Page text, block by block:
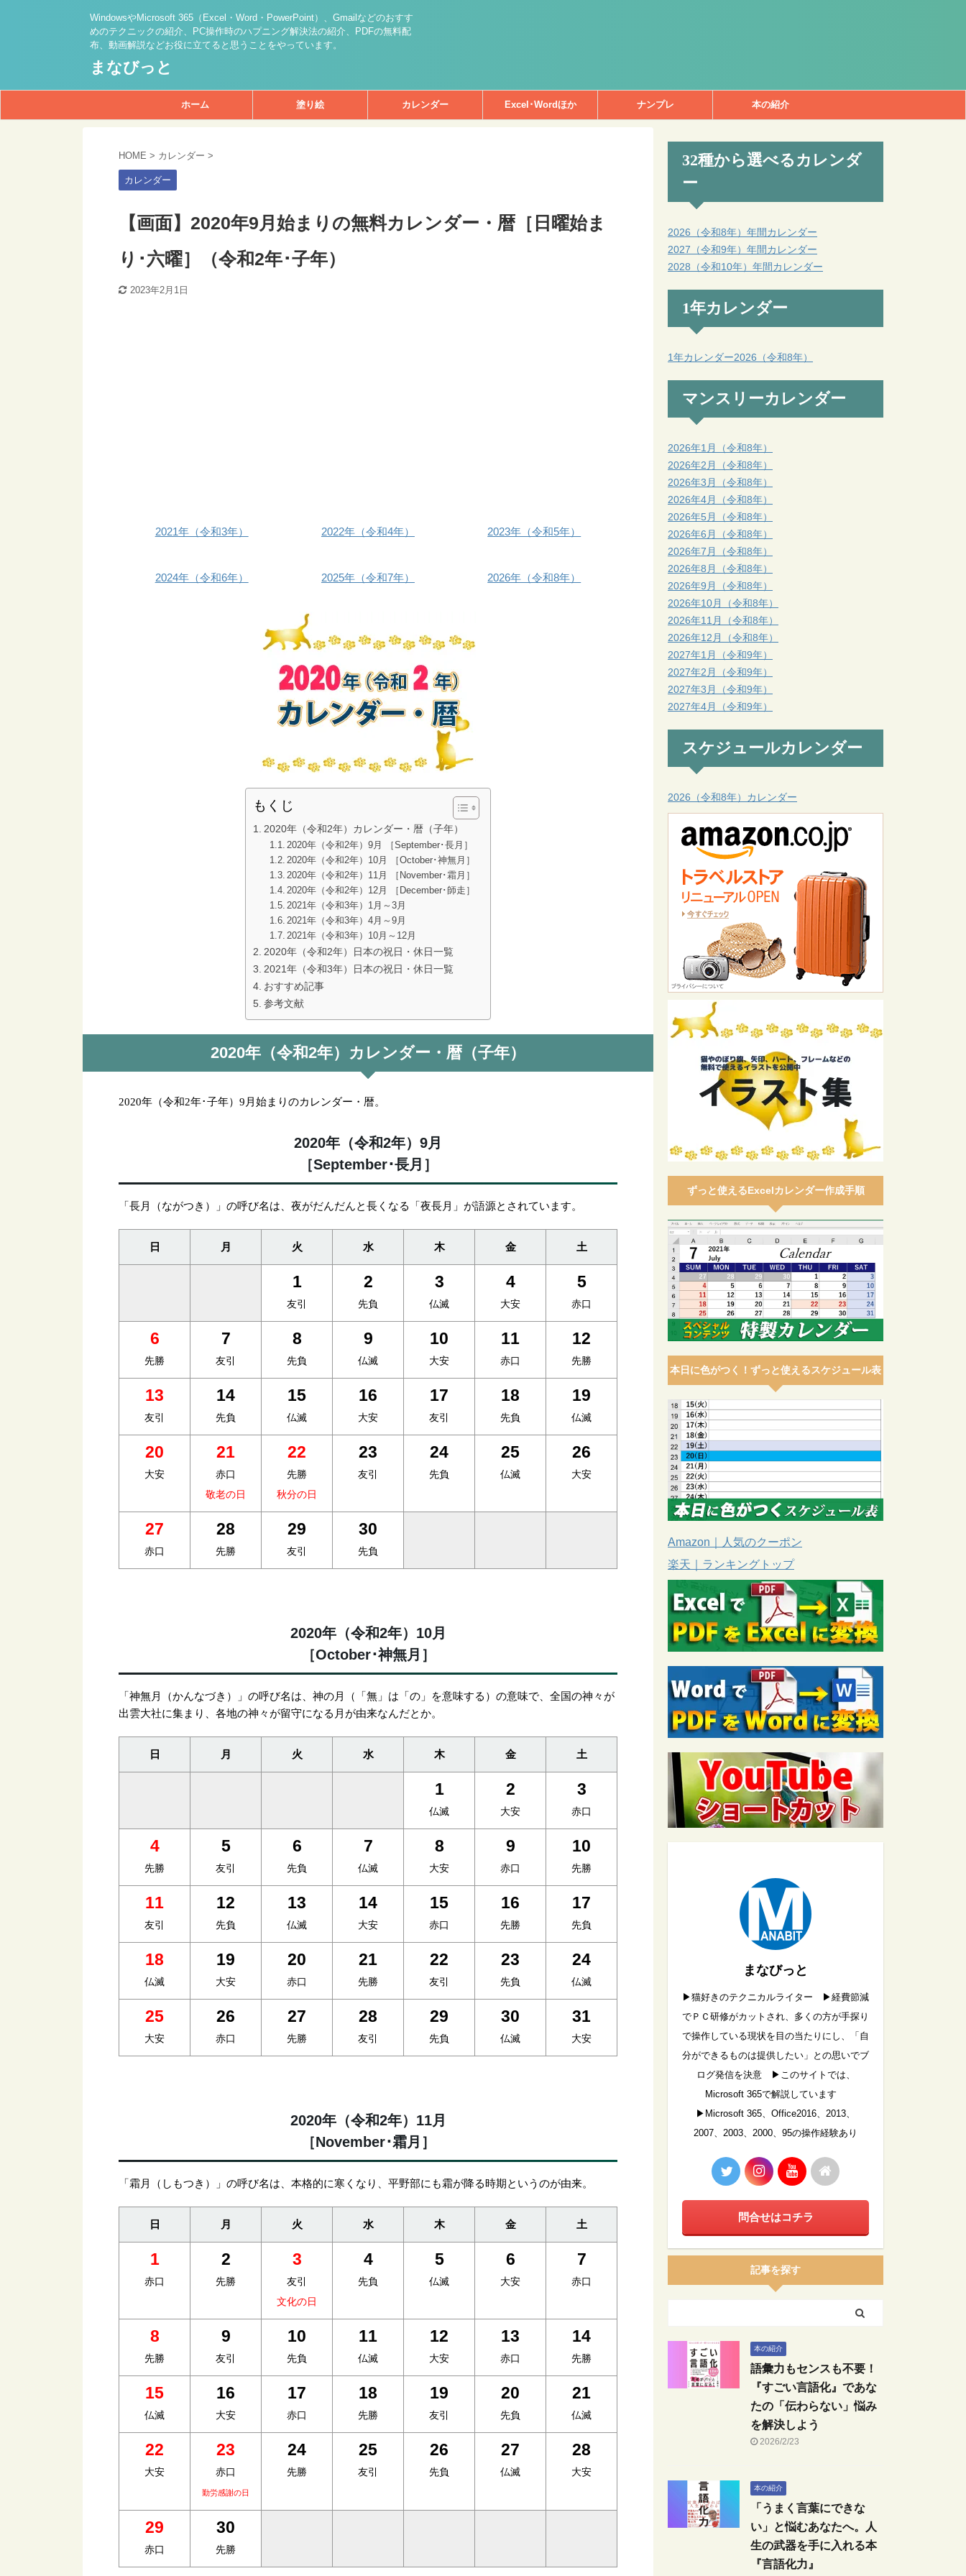
WindowsやMicrosoft 365（Excel・Word・PowerPoint）、Gmailなどのおすす
めのテクニックの紹介、PC操作時のハプニング解決法の紹介、PDFの無料配
布、動画解説などお役に立てると思うことをやっています。
まなびっと
ホーム 塗り絵 カレンダー Excel･Wordほか ナンプレ 本の紹介
HOME > カレンダー >
カレンダー
【画面】2020年9月始まりの無料カレンダー・暦［日曜始ま
り･六曜］（令和2年･子年）
2023年2月1日
2021年（令和3年） 2022年（令和4年） 2023年（令和5年）
2024年（令和6年） 2025年（令和7年） 2026年（令和8年）
もくじ
2020年（令和2年）カレンダー・暦（子年）
2020年（令和2年）9月 ［September･長月］
2020年（令和2年）10月 ［October･神無月］
2020年（令和2年）11月 ［November･霜月］
2020年（令和2年）12月 ［December･師走］
2021年（令和3年）1月～3月
2021年（令和3年）4月～9月
2021年（令和3年）10月～12月
2020年（令和2年）日本の祝日・休日一覧
2021年（令和3年）日本の祝日・休日一覧
おすすめ記事
参考文献
2020年（令和2年）カレンダー・暦（子年）
2020年（令和2年･子年）9月始まりのカレンダー・暦。
2020年（令和2年）9月
［September･長月］
「長月（ながつき）」の呼び名は、夜がだんだんと長くなる「夜長月」が語源とされています。
日 月 火 水 木 金 土
1
友引
2
先負
3
仏滅
4
大安
5
赤口
6
先勝
7
友引
8
先負
9
仏滅
10
大安
11
赤口
12
先勝
13
友引
14
先負
15
仏滅
16
大安
17
友引
18
先負
19
仏滅
20
大安
21
赤口
敬老の日
22
先勝
秋分の日
23
友引
24
先負
25
仏滅
26
大安
27
赤口
28
先勝
29
友引
30
先負
2020年（令和2年）10月
［October･神無月］
「神無月（かんなづき）」の呼び名は、神の月（「無」は「の」を意味する）の意味で、全国の神々が
出雲大社に集まり、各地の神々が留守になる月が由来なんだとか。
日 月 火 水 木 金 土
1
仏滅
2
大安
3
赤口
4
先勝
5
友引
6
先負
7
仏滅
8
大安
9
赤口
10
先勝
11
友引
12
先負
13
仏滅
14
大安
15
赤口
16
先勝
17
先負
18
仏滅
19
大安
20
赤口
21
先勝
22
友引
23
先負
24
仏滅
25
大安
26
赤口
27
先勝
28
友引
29
先負
30
仏滅
31
大安
2020年（令和2年）11月
［November･霜月］
「霜月（しもつき）」の呼び名は、本格的に寒くなり、平野部にも霜が降る時期というのが由来。
日 月 火 水 木 金 土
1
赤口
2
先勝
3
友引
文化の日
4
先負
5
仏滅
6
大安
7
赤口
8
先勝
9
友引
10
先負
11
仏滅
12
大安
13
赤口
14
先勝
15
仏滅
16
大安
17
赤口
18
先勝
19
友引
20
先負
21
仏滅
22
大安
23
赤口
勤労感謝の日
24
先勝
25
友引
26
先負
27
仏滅
28
大安
29
赤口
30
先勝
32種から選べるカレンダ
ー
2026（令和8年）年間カレンダー
2027（令和9年）年間カレンダー
2028（令和10年）年間カレンダー
1年カレンダー
1年カレンダー2026（令和8年）
マンスリーカレンダー
2026年1月（令和8年）
2026年2月（令和8年）
2026年3月（令和8年）
2026年4月（令和8年）
2026年5月（令和8年）
2026年6月（令和8年）
2026年7月（令和8年）
2026年8月（令和8年）
2026年9月（令和8年）
2026年10月（令和8年）
2026年11月（令和8年）
2026年12月（令和8年）
2027年1月（令和9年）
2027年2月（令和9年）
2027年3月（令和9年）
2027年4月（令和9年）
スケジュールカレンダー
2026（令和8年）カレンダー
ずっと使えるExcelカレンダー作成手順
本日に色がつく！ずっと使えるスケジュール表
Amazon｜人気のクーポン
楽天｜ランキングトップ
まなびっと
▶︎猫好きのテクニカルライター ▶︎経費節減
でＰＣ研修がカットされ、多くの方が手探り
で操作している現状を目の当たりにし、「自
分ができるものは提供したい」との思いでブ
ログ発信を決意 ▶︎このサイトでは、
Microsoft 365で解説しています
▶︎Microsoft 365、Office2016、2013、
2007、2003、2000、95の操作経験あり
問合せはコチラ
記事を探す
本の紹介
語彙力もセンスも不要！
『すごい言語化』であな
たの「伝わらない」悩み
を解決しよう
2026/2/23
本の紹介
「うまく言葉にできな
い」と悩むあなたへ。人
生の武器を手に入れる本
『言語化力』